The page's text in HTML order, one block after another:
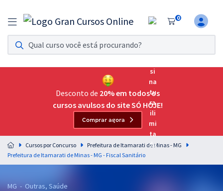
0
Assinatura Ilimitada 11
Acesso a todos os cursos. Teste grátis por 7 dias!
Assinatura OAB Até Passar
Acesso ilimitado a toda preparação para o Exame da
Residências Multiprofissionais
Preparação completa e intensiva para as principais
residências em saúde do Brasil
Desconto de 20% em todos os
cursos avulsos do site SÓ HOJE!
Comprar agora
Cursos por Concurso
Prefeitura de Itamarati de Minas - MG
Prefeitura de Itamarati de Minas - MG - Fiscal Sanitário
MG - Outras, Saúde